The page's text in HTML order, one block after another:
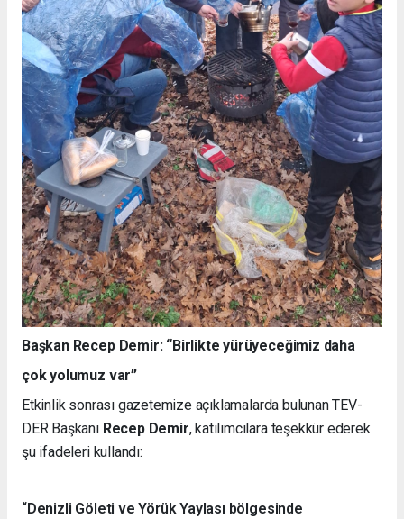
Başkan Recep Demir: “Birlikte yürüyeceğimiz daha
çok yolumuz var”
Etkinlik sonrası gazetemize açıklamalarda bulunan TEV-
DER Başkanı Recep Demir, katılımcılara teşekkür ederek
şu ifadeleri kullandı:
“Denizli Göleti ve Yörük Yaylası bölgesinde